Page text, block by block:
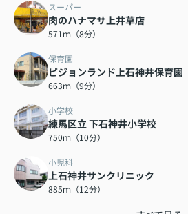
スーパー
肉のハナマサ上井草店
571ｍ（8分）
保育園
ピジョンランド上石神井保育園
663ｍ（9分）
小学校
練馬区立 下石神井小学校
750ｍ（10分）
小児科
上石神井サンクリニック
885ｍ（12分）